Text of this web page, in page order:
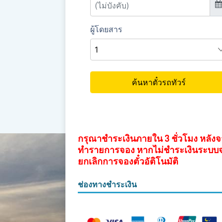
กรุณาชำระเงินภายใน 3 ชั่วโมง หลัง
ทำรายการจอง หากไม่ชำระเงินระบบ
ยกเลิกการจองตั๋วอัติโนมัติ
ช่องทางชำระเงิน